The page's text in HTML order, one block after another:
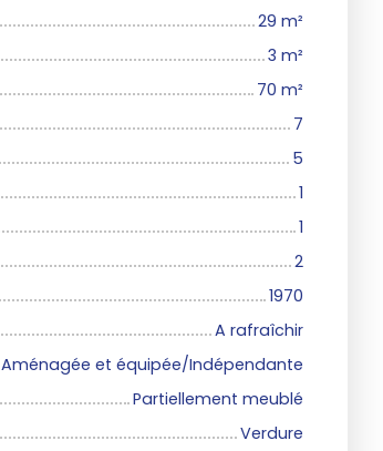
29 m²
3 m²
70 m²
7
5
1
1
2
1970
A rafraîchir
Aménagée et équipée/Indépendante
Partiellement meublé
Verdure